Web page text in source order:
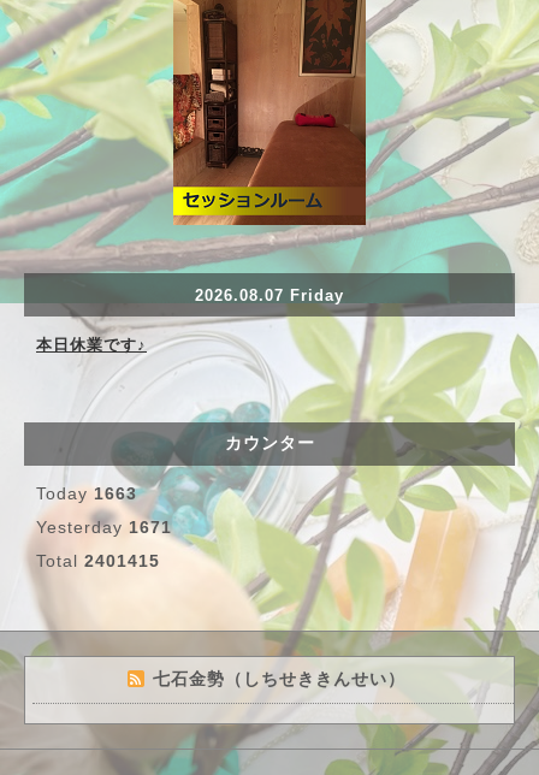
2026.08.07 Friday
本日休業です♪
カウンター
Today 1663
Yesterday 1671
Total 2401415
七石金勢（しちせききんせい）